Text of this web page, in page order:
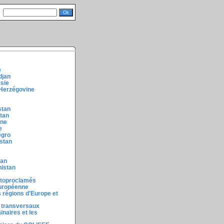
régions d'Europe et
transversaux
et les